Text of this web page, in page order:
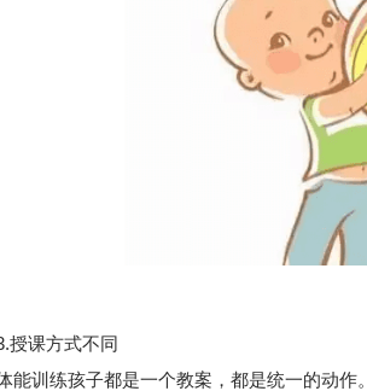
课方式不同
训练孩子都是一个教案，都是统一的动作